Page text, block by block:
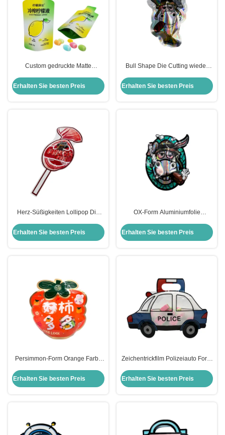
Custom gedruckte Matte
Stehbeutel für Zitronensaft
Getränke Verpackung
Erhalten Sie besten Preis
Bull Shape Die Cutting wieder
für Kräuterblüten Süßigkeiten
Verpackung
Erhalten Sie besten Preis
Herz-Süßigkeiten Lollipop Die
Mylar Reißverschluss Taschen für
Süßigkeiten Blumen Blätter
Erhalten Sie besten Preis
OX-Form Aluminiumfolie
Gramm Taschen für Blumen
Süßigkeiten Verpackung
Erhalten Sie besten Preis
Persimmon-Form Orange Farbe
Reißverschluss Top Taschen mit
klarem Fenster für Lebensmittel
Erhalten Sie besten Preis
Zeichentrickfilm Polizeiauto Form
Großhandel mit wieder
verschließbarem Reißverschluss
Erhalten Sie besten Preis